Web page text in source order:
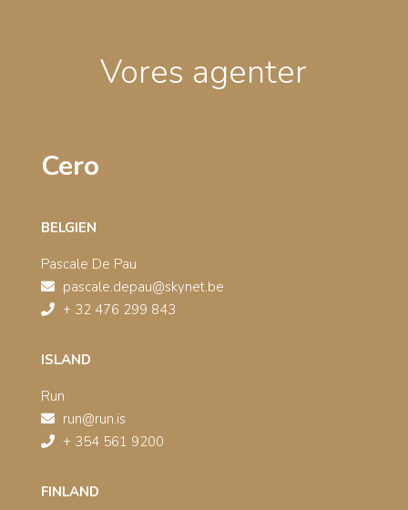
Vores agenter
Cero
BELGIEN
Pascale De Pau
pascale.depau@skynet.be
+ 32 476 299 843
ISLAND
Run
run@run.is
+ 354 561 9200
FINLAND